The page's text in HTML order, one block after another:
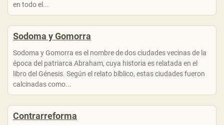
en todo el...
Sodoma y Gomorra
Sodoma y Gomorra es el nombre de dos ciudades vecinas de la
época del patriarca Abraham, cuya historia es relatada en el
libro del Génesis. Según el relato bíblico, estas ciudades fueron
calcinadas como...
Contrarreforma